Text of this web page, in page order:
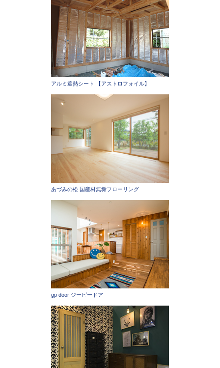
アルミ遮熱シート 【アストロフォイル】
あづみの松 国産材無垢フローリング
gp door ジーピードア